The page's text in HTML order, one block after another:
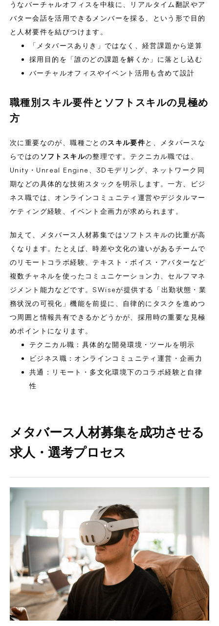
うなバーチャルオフィスを中核に、リアルタイム翻訳やア
バター会話を活用できるメンバーを採る、という形で目的
と人材要件を結びつけます。
「メタバースありき」ではなく、経営課題から逆算
採用目的を「誰のどの課題を解くか」に落とし込む
バーチャルオフィスやイベント活用も含めて設計
職種別スキル要件とソフトスキルの見極め
方
次に重要なのが、職種ごとのスキル要件と、メタバースな
らではの ソフトスキルの整理です。テクニカル職では、
Unity・Unreal Engine、3Dモデリング、ネットワーク同
期などの具体的な技術スタックを明示します。一方、ビジ
ネス職では、オンラインコミュニティ運営やデジタルマー
ケティング経験、イベント企画力が求められます。
加えて、メタバース人材募集ではソフトスキルの比重が高
くなります。たとえば、時差や文化の違いがあるチームで
のリモートコラボ経験、テキスト・ボイス・アバターなど
複数チャネルを使ったコミュニケーション力、セルフマネ
ジメント能力などです。SWiseが提供する「出勤状態・業
務状況の可視化」機能を前提に、自律的にタスクを進めつ
つ周囲と情報共有できるかどうかが、採用時の重要な見極
めポイントになります。
テクニカル職：具体的な開発環境・ツールを明示
ビジネス職：オンラインコミュニティ運営・企画力
共通：リモート・多文化環境下のコラボ経験と自律
性
メタバース人材募集を成功させる
求人・選考プロセス